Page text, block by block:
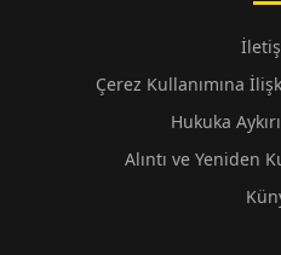
Çerez Kullanımına
Hukuka
Alıntı ve Yeniden